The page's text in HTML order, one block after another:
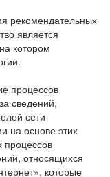
рекомендательных
является
котором
процессов
сведений,
сети
на основе этих
процессов
относящихся
которые